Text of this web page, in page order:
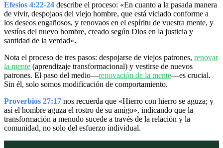
Efesios 4:22-24 describe el proceso: «En cuanto a la pasada manera
de vivir, despojaos del viejo hombre, que está viciado conforme a
los deseos engañosos, y renovaos en el espíritu de vuestra mente, y
vestíos del nuevo hombre, creado según Dios en la justicia y
santidad de la verdad».
Nota el proceso de tres pasos: despojarse de viejos patrones, renovar
la mente (aprendizaje transformacional) y vestirse de nuevos
patrones. El paso del medio—renovación de la mente—es crucial.
Sin él, solo somos modificación de comportamiento.
Proverbios 27:17 nos recuerda que «Hierro con hierro se aguza; y
así el hombre aguza el rostro de su amigo», indicando que la
transformación a menudo sucede a través de la relación y la
comunidad, no solo del esfuerzo individual.